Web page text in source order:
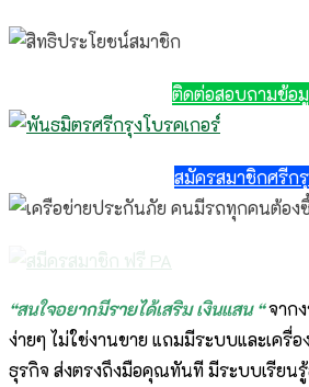
ติดต่อสอบถามข้อ
สมัครสมาชิกศรีก
“สนใจอยากมีรายได้เสริม เงินแสน “จาก
ง่ายๆ ไม่ใช่งานขาย แถมมีระบบและเครื่
ธุรกิจ ส่งตรงถึงมือคุณทันที มีระบบเรียน